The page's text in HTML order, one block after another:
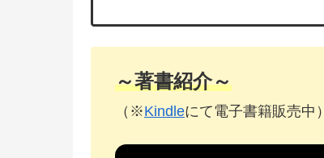
～著書紹介～
（※Kindleにて電子書籍販売中）